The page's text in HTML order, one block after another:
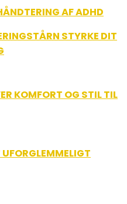
AF ADHD
STYRKE DIT
KOMFORT OG STIL TIL